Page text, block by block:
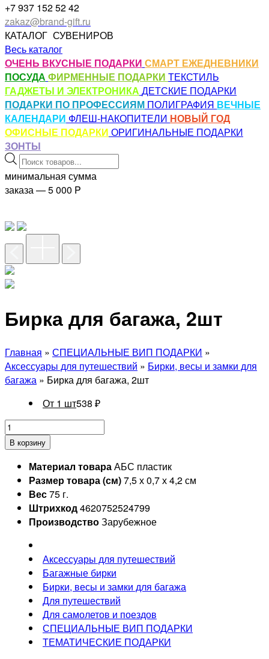
+7 937 152 52 42
zakaz@brand-gift.ru
КАТАЛОГ СУВЕНИРОВ
Весь каталог
ОЧЕНЬ ВКУСНЫЕ ПОДАРКИ СМАРТ ЕЖЕДНЕВНИКИ
ПОСУДА ФИРМЕННЫЕ ПОДАРКИ ТЕКСТИЛЬ
ГАДЖЕТЫ И ЭЛЕКТРОНИКА ДЕТСКИЕ ПОДАРКИ
ПОДАРКИ ПО ПРОФЕССИЯМ ПОЛИГРАФИЯ ВЕЧНЫЕ
КАЛЕНДАРИ ФЛЕШ-НАКОПИТЕЛИ НОВЫЙ ГОД
ОФИСНЫЕ ПОДАРКИ ОРИГИНАЛЬНЫЕ ПОДАРКИ
ЗОНТЫ
Поиск
товаров
минимальная сумма
заказа — 5 000 P
Бирка для багажа, 2шт
Главная » СПЕЦИАЛЬНЫЕ ВИП ПОДАРКИ »
Аксессуары для путешествий » Бирки, весы и замки для
багажа » Бирка для багажа, 2шт
От 1 шт538 ₽
В корзину
Материал товараАБС пластик
Размер товара (см)7,5 х 0,7 х 4,2 см
Вес75 г.
Штрихкод4620752524799
ПроизводствоЗарубежное
Аксессуары для путешествий
Багажные бирки
Бирки, весы и замки для багажа
Для путешествий
Для самолетов и поездов
СПЕЦИАЛЬНЫЕ ВИП ПОДАРКИ
ТЕМАТИЧЕСКИЕ ПОДАРКИ